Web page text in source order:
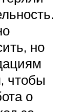
но
чтобы
о